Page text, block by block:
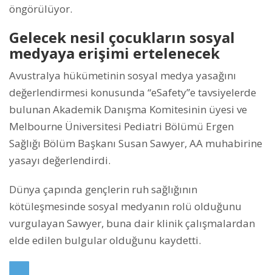
öngörülüyor.
Gelecek nesil çocukların sosyal
medyaya erişimi ertelenecek
Avustralya hükümetinin sosyal medya yasağını
değerlendirmesi konusunda “eSafety”e tavsiyelerde
bulunan Akademik Danışma Komitesinin üyesi ve
Melbourne Üniversitesi Pediatri Bölümü Ergen
Sağlığı Bölüm Başkanı Susan Sawyer, AA muhabirine
yasayı değerlendirdi.
Dünya çapında gençlerin ruh sağlığının
kötüleşmesinde sosyal medyanın rolü olduğunu
vurgulayan Sawyer, buna dair klinik çalışmalardan
elde edilen bulgular olduğunu kaydetti.